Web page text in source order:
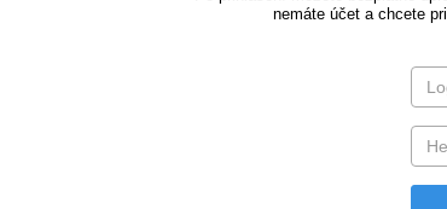
nemáte účet a chcete